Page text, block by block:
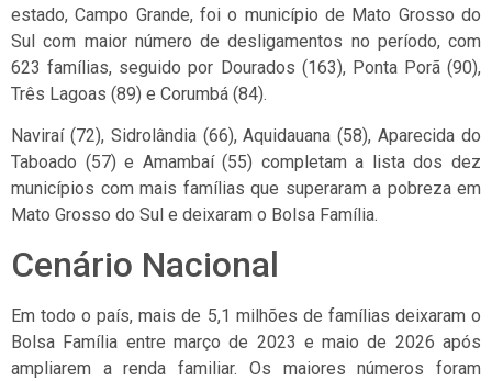
estado, Campo Grande, foi o município de Mato Grosso do
Sul com maior número de desligamentos no período, com
623 famílias, seguido por Dourados (163), Ponta Porã (90),
Três Lagoas (89) e Corumbá (84).
Naviraí (72), Sidrolândia (66), Aquidauana (58), Aparecida do
Taboado (57) e Amambaí (55) completam a lista dos dez
municípios com mais famílias que superaram a pobreza em
Mato Grosso do Sul e deixaram o Bolsa Família.
Cenário Nacional
Em todo o país, mais de 5,1 milhões de famílias deixaram o
Bolsa Família entre março de 2023 e maio de 2026 após
ampliarem a renda familiar. Os maiores números foram